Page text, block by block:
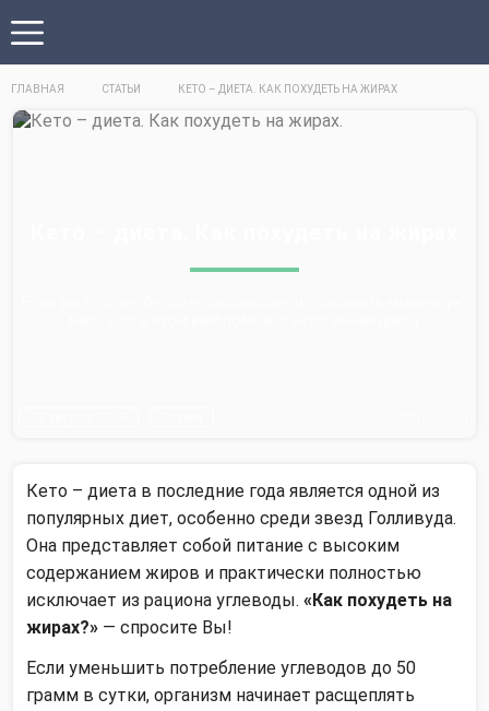
ГЛАВНАЯ СТАТЬИ КЕТО – ДИЕТА. КАК ПОХУДЕТЬ НА ЖИРАХ
Кето – диета в последние года является одной из
популярных диет, особенно среди звезд Голливуда.
Она представляет собой питание с высоким
содержанием жиров и практически полностью
исключает из рациона углеводы. «Как похудеть на
жирах?» — спросите Вы!
Если уменьшить потребление углеводов до 50
грамм в сутки, организм начинает расщеплять